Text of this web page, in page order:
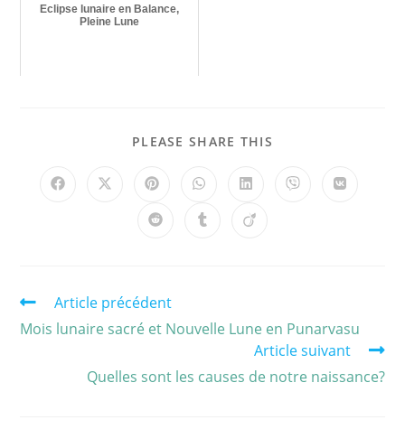
Eclipse lunaire en Balance,
Pleine Lune
PLEASE SHARE THIS
Article précédent
Mois lunaire sacré et Nouvelle Lune en Punarvasu
Article suivant
Quelles sont les causes de notre naissance?